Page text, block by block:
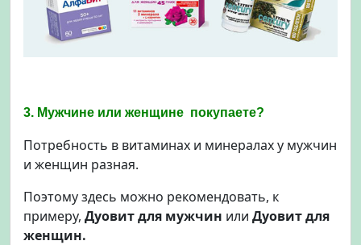
3. Мужчине или женщине покупаете?
Потребность в витаминах и минералах у мужчин
и женщин разная.
Поэтому здесь можно рекомендовать, к
примеру, Дуовит для мужчин или Дуовит для
женщин.